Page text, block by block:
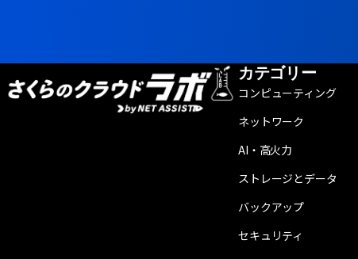
カテゴリー
コンピューティング
ネットワーク
AI・高火力
ストレージとデータ
バックアップ
セキュリティ